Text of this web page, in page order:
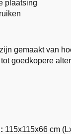
plaatsing
gemaakt van
goedkopere
115x115x66 cm